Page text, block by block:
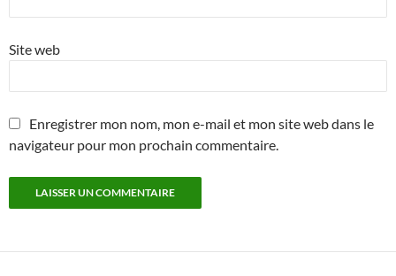
Site web
Enregistrer mon nom, mon e-mail et mon site web dans le
navigateur pour mon prochain commentaire.